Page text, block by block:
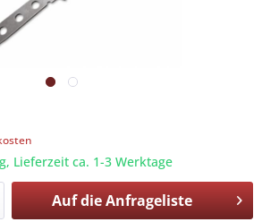
Lieferzeit ca. 1-3 Werktage
Auf dieAnfrageliste